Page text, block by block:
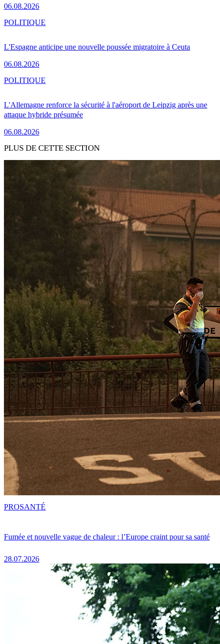
06.08.2026
L'Espagne anticipe une nouvelle poussée migratoire à Ceuta
06.08.2026
POLITIQUE
L'Allemagne renforce la sécurité à l'aéroport de Leipzig après une
attaque hybride présumée
06.08.2026
POLITIQUE
PLUS DE CETTE SECTION
Fumée et nouvelle vague de chaleur : l’Europe craint pour sa santé
28.07.2026
PROSANTÉ